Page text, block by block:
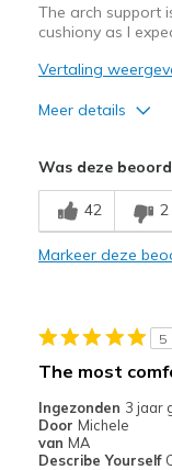
The arch support
cushiony as I
Vertaling
Meer details
The arch support
Was deze
42 2
Markeer deze
5
The most
Ingezonden 3 jaar
Door Michele
van MA
Describe Yourself